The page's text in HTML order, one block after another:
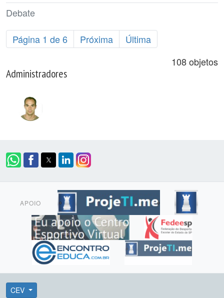
Debate
Página 1 de 6 Próxima
Última
108 objetos
Administradores
APOIO
CEV